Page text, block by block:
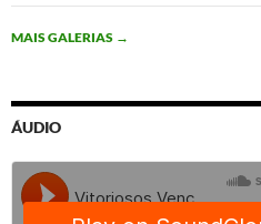
MAIS GALERIAS →
ÁUDIO